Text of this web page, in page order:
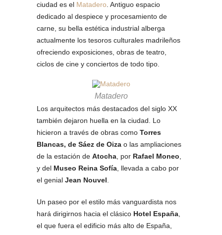
ciudad es el Matadero . Antiguo espacio
dedicado al despiece y procesamiento de
carne, su bella estética industrial alberga
actualmente los tesoros culturales madrileños
ofreciendo exposiciones, obras de teatro,
ciclos de cine y conciertos de todo tipo.
Matadero
Los arquitectos más destacados del siglo XX
también dejaron huella en la ciudad. Lo
hicieron a través de obras como Torres
Blancas, de Sáez de Oiza o las ampliaciones
de la estación de Atocha , por Rafael Moneo
y del Museo Reina Sofía , llevada a cabo por
el genial Jean Nouvel
Un paseo por el estilo más vanguardista nos
hará dirigirnos hacia el clásico Hotel España
el que fuera el edificio más alto de España,